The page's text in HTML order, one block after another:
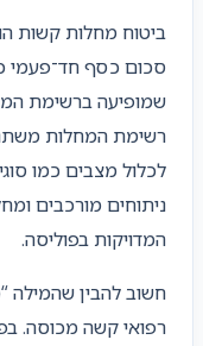
ביטוח מחלות קשות
סכום כסף
שמופיעה ברשימת
רשימת המחלות
לכלול מצבים כמו
ניתוחים מורכבים
המדויקות בפוליסה.
חשוב להבין
רפואי קשה מכוסה.